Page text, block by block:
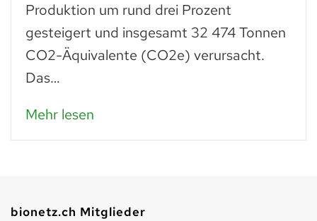
Produktion um rund drei Prozent
gesteigert und insgesamt 32 474 Tonnen
CO2-Äquivalente (CO2e) verursacht.
Das…
Mehr lesen
bionetz.ch Mitglieder